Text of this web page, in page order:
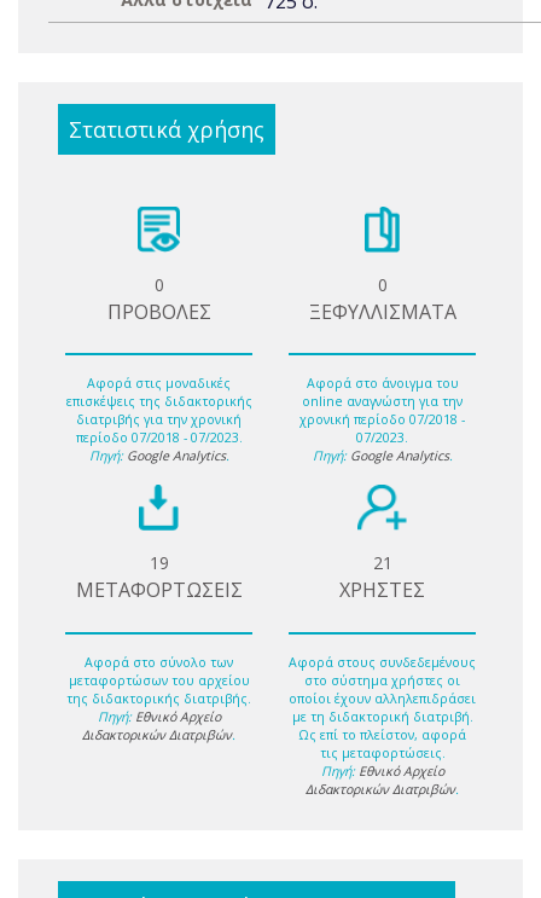
Στατιστικά χρήσης
0
ΠΡΟΒΟΛΕΣ
Αφορά στις μοναδικές
επισκέψεις της διδακτορικής
διατριβής για την χρονική
περίοδο 07/2018 - 07/2023.
Πηγή: Google Analytics.
0
ΞΕΦΥΛΛΙΣΜΑΤΑ
Αφορά στο άνοιγμα του
online αναγνώστη για την
χρονική περίοδο 07/2018 -
07/2023.
Πηγή: Google Analytics.
19
ΜΕΤΑΦΟΡΤΩΣΕΙΣ
Αφορά στο σύνολο των
μεταφορτώσων του αρχείου
της διδακτορικής διατριβής.
Πηγή: Εθνικό Αρχείο
Διδακτορικών Διατριβών.
21
ΧΡΗΣΤΕΣ
Αφορά στους συνδεδεμένους
στο σύστημα χρήστες οι
οποίοι έχουν αλληλεπιδράσει
με τη διδακτορική διατριβή.
Ως επί το πλείστον, αφορά
τις μεταφορτώσεις.
Πηγή: Εθνικό Αρχείο
Διδακτορικών Διατριβών.